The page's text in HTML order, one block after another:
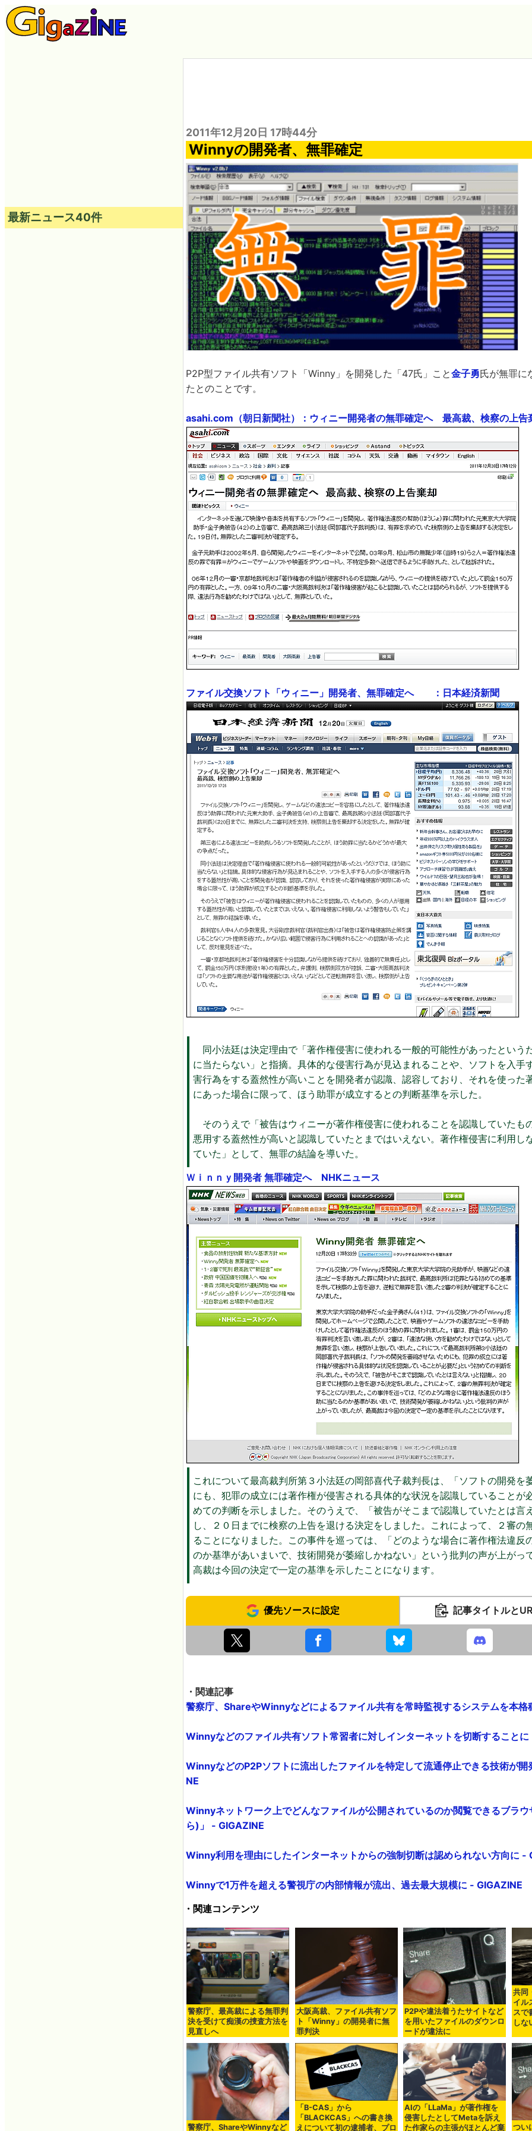
2011年12月20日 17時44分
Winnyの開発者、無罪確定
P2P型ファイル共有ソフト「Winny」を開発した「47氏」こと金子勇氏が無罪に
たとのことです。
asahi.com（朝日新聞社）：ウィニー開発者の無罪確定へ 最高裁、検察の上告
ファイル交換ソフト「ウィニー」開発者、無罪確定へ ：日本経済新聞
同小法廷は決定理由で「著作権侵害に使われる一般的可能性があったという
に当たらない」と指摘。具体的な侵害行為が見込まれることや、ソフトを入手
害行為をする蓋然性が高いことを開発者が認識、認容しており、それを使った
にあった場合に限って、ほう助罪が成立するとの判断基準を示した。
そのうえで「被告はウィニーが著作権侵害に使われることを認識していたも
悪用する蓋然性が高いと認識していたとまではいえない。著作権侵害に利用し
ていた」として、無罪の結論を導いた。
Ｗｉｎｎｙ開発者 無罪確定へ NHKニュース
これについて最高裁判所第３小法廷の岡部喜代子裁判長は、「ソフトの開発を
にも、犯罪の成立には著作権が侵害される具体的な状況を認識していることが
めての判断を示しました。そのうえで、「被告がそこまで認識していたとは言
し、２０日までに検察の上告を退ける決定をしました。これによって、２審の
ることになりました。この事件を巡っては、「どのような場合に著作権法違反
のか基準があいまいで、技術開発が萎縮しかねない」という批判の声が上がっ
高裁は今回の決定で一定の基準を示したことになります。
優先ソースに設定 記事タイトルと
・関連記事
警察庁、ShareやWinnyなどによるファイル共有を常時監視するシステムを本格
Winnyなどのファイル共有ソフト常習者に対しインターネットを切断すること
WinnyなどのP2Pソフトに流出したファイルを特定して流通停止できる技術が
NE
Winnyネットワーク上でどんなファイルが公開されているのか閲覧できるブラ
ら)」 - GIGAZINE
Winny利用を理由にしたインターネットからの強制切断は認められない方向に -
Winnyで1万件を超える警視庁の内部情報が流出、過去最大規模に - GIGAZINE
・関連コンテンツ
警察庁、最高裁による無罪判
決を受けて痴漢の捜査方法を
見直しへ
大阪高裁、ファイル共有ソフ
ト「Winny」の開発者に無
罪判決
P2Pや違法着うたサイトなど
を用いたファイルのダウンロ
ードが違法に
共同
イル
スで
しな
警察庁、ShareやWinnyなど
「B-CAS」から
「BLACKCAS」への書き換
えについて初の逮捕者、プロ
AIの「LLaMa」が著作権を
侵害したとしてMetaを訴え
た作家らの主張がほとんど棄
つい
最新ニュース40件